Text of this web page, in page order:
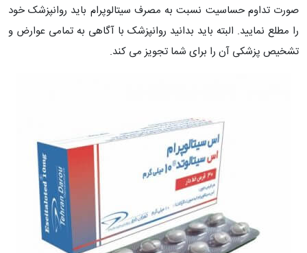
صورت تداوم حساسیت نسبت به مصرف سیتالوپرام باید روانپزشک خود
را مطلع نمایید. البته باید بدانید روانپزشک با آگاهی به تمامی عوارض و
تشخیص پزشکی آن را برای شما تجویز می کند.